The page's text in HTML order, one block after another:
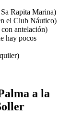
Rapita Marina)
el Club Náutico)
antelación)
hay pocos
a la